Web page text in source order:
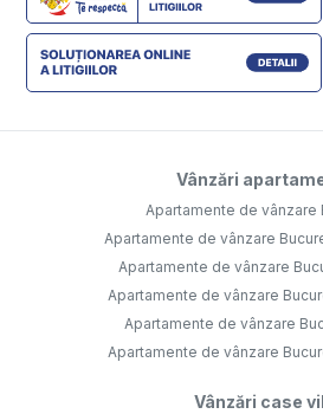
Vânzări
Apartamente de vânzare
Apartamente de vânzare
Apartamente de vânzare
Apartamente de vânzare
Apartamente de vânzare
Apartamente de vânzare
Vânzări case